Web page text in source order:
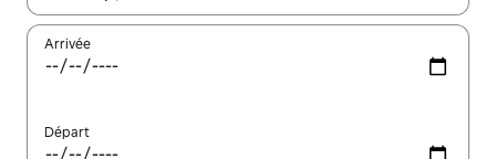
Arrivée
Départ